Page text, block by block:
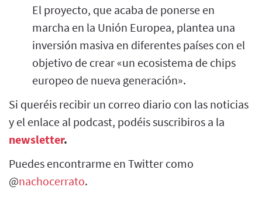
El proyecto, que acaba de ponerse en
marcha en la Unión Europea, plantea una
inversión masiva en diferentes países con el
objetivo de crear «un ecosistema de chips
europeo de nueva generación».
Si queréis recibir un correo diario con las noticias
y el enlace al podcast, podéis suscribiros a la
newsletter.
Puedes encontrarme en Twitter como
@nachocerrato.